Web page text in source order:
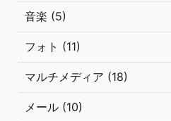
音楽 (5)
フォト (11)
マルチメディア (18)
メール (10)